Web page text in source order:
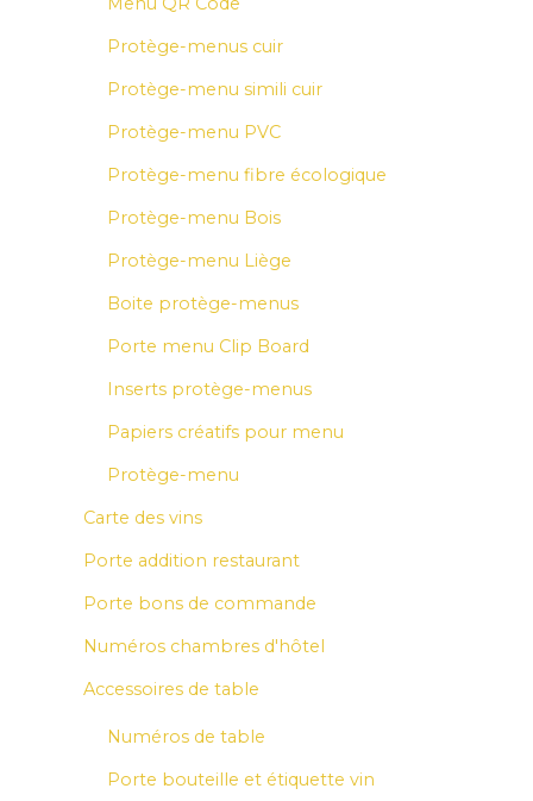
Protège-menus cuir
Protège-menu simili cuir
Protège-menu PVC
Protège-menu fibre écologique
Protège-menu Bois
Protège-menu Liège
Boite protège-menus
Porte menu Clip Board
Inserts protège-menus
Papiers créatifs pour menu
Protège-menu
Carte des vins
Porte addition restaurant
Porte bons de commande
Numéros chambres d'hôtel
Accessoires de table
Numéros de table
Porte bouteille et étiquette vin